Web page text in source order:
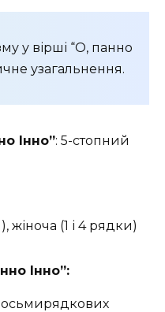
у вірші “О, панно
узагальнення.
Інно”: 5-стопний
жіноча (1 і 4 рядки)
Інно”: